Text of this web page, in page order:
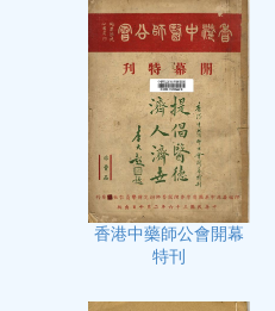
香港中藥師公會開幕
特刊